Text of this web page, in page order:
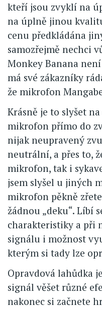
kteří jsou zvyklí na
na úplně jinou
cenu předkládána
samozřejmě nechci
Monkey Banana
má své zákazníky
že mikrofon
Krásně je to slyšet
mikrofon přímo do
nijak neupravený
neutrální, a přes to,
mikrofon, tak i
jsem slyšel u jiných
mikrofon pěkně
žádnou „deku“. Líbí
charakteristiky a při
signálu i možnost
kterým si tady lze
Opravdová lahůdka
signál věšet různé
nakonec si začnete